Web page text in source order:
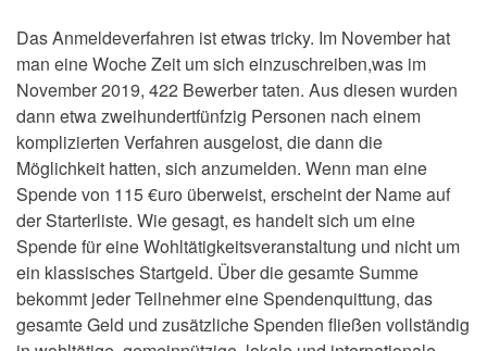
Das Anmeldeverfahren ist etwas tricky. Im November hat
man eine Woche Zeit um sich einzuschreiben,was im
November 2019, 422 Bewerber taten. Aus diesen wurden
dann etwa zweihundertfünfzig Personen nach einem
komplizierten Verfahren ausgelost, die dann die
Möglichkeit hatten, sich anzumelden. Wenn man eine
Spende von 115 €uro überweist, erscheint der Name auf
der Starterliste. Wie gesagt, es handelt sich um eine
Spende für eine Wohltätigkeitsveranstaltung und nicht um
ein klassisches Startgeld. Über die gesamte Summe
bekommt jeder Teilnehmer eine Spendenquittung, das
gesamte Geld und zusätzliche Spenden fließen vollständig